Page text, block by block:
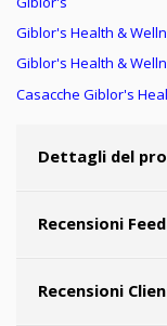
Giblor's Health &
Giblor's Health &
Casacche Giblor's
Dettagli del
Recensioni
Recensioni